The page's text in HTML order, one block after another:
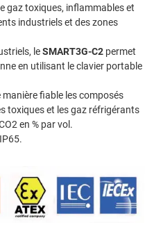
gaz toxiques, inflammables et
industriels et des zones
leSMART3G-C2 permet
en utilisant le clavier portable
manière fiable les composés
toxiques et les gaz réfrigérants
en % par vol.